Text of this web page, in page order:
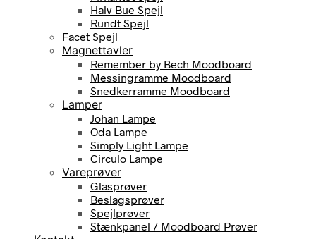
Halv Bue Spejl
Rundt Spejl
Facet Spejl
Magnettavler
Remember by Bech Moodboard
Messingramme Moodboard
Snedkerramme Moodboard
Lamper
Johan Lampe
Oda Lampe
Simply Light Lampe
Circulo Lampe
Vareprøver
Glasprøver
Beslagsprøver
Spejlprøver
Stænkpanel / Moodboard Prøver